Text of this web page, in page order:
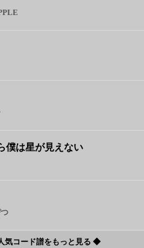
僕は星が見えない
気コード譜をもっと見る ◆